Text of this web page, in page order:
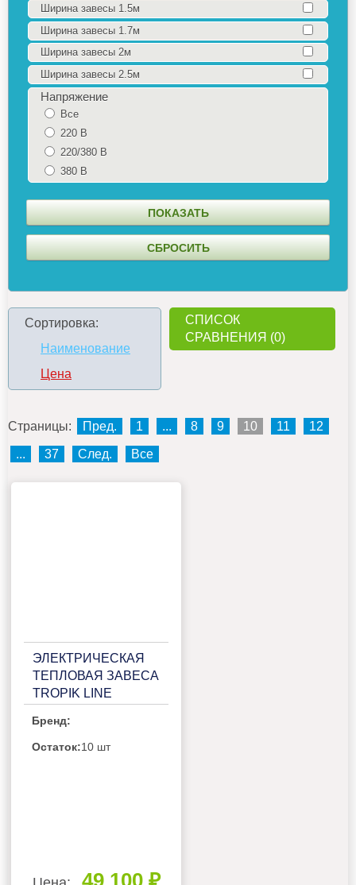
Ширина завесы 1.5м
Ширина завесы 1.7м
Ширина завесы 2м
Ширина завесы 2.5м
Напряжение
Все
220 В
220/380 В
380 В
Сортировка:
Наименование
Цена
СПИСОК
СРАВНЕНИЯ (0)
Страницы: Пред. 1 ... 8 9 10 11 12
... 37 След. Все
ЭЛЕКТРИЧЕСКАЯ
ТЕПЛОВАЯ ЗАВЕСА
TROPIK LINE
Бренд:
Остаток:10 шт